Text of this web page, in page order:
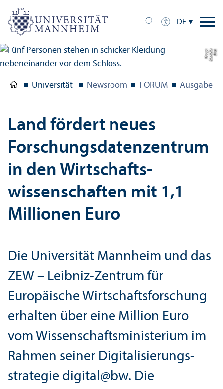
DE
Bil
d:
D
a
ni
el
a
H
a
u
p
t
Universität Newsroom FORUM Ausgabe 1/
Land fördert neues
Forschungs­datenzentrum
in den Wirtschafts­
wissenschaften mit 1,1
Millionen Euro
Die Universität Mannheim und das
ZEW – Leibniz-Zentrum für
Europäische Wirtschafts­forschung
erhalten über eine Million Euro
vom Wissenschafts­ministerium im
Rahmen seiner Digitalisierungs­
strategie digital@bw. Die